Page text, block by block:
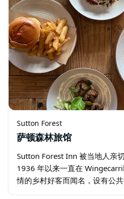
Sutton Forest
萨顿森林旅馆
Sutton Forest Inn 被当地人亲
1936 年以来一直在
情的乡村好客而闻名，设有公